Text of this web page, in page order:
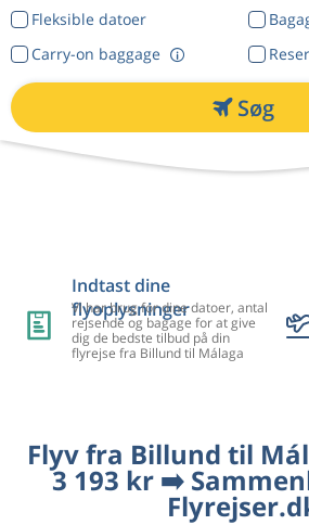
Fleksible datoer
Carry-on baggage
Søg
Indtast dine
flyoplysninger
Vi har brug for dine datoer, antal
rejsende og bagage for at give
dig de bedste tilbud på din
flyrejse fra Billund til Málaga
Flyv fra Billund til
3 193 kr ➡️